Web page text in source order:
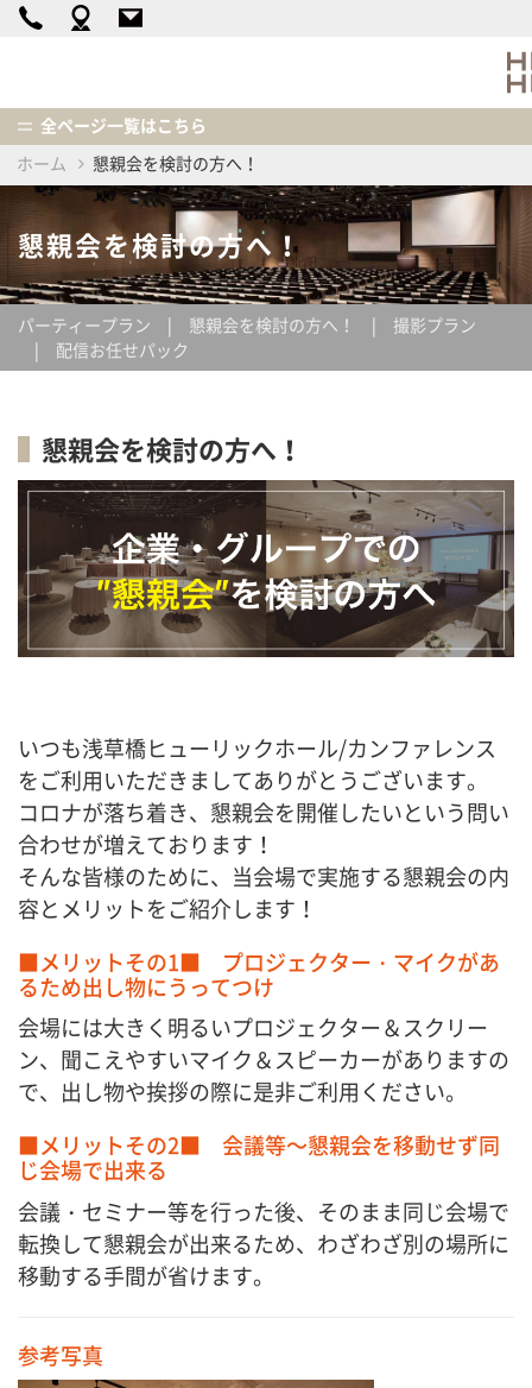
全ページ一覧はこちら
ホーム
懇親会を検討の方へ！
懇親会を検討の方へ！
パーティープラン 懇親会を検討の方へ！
撮影プラン
配信お任せパック
懇親会を検討の方へ！
いつも浅草橋ヒューリックホール/カンファレンス
をご利用いただきましてありがとうございます。
コロナが落ち着き、懇親会を開催したいという問い
合わせが増えております！
そんな皆様のために、当会場で実施する懇親会の内
容とメリットをご紹介します！
■メリットその1■ プロジェクター・マイクがあ
るため出し物にうってつけ
会場には大きく明るいプロジェクター＆スクリー
ン、聞こえやすいマイク＆スピーカーがありますの
で、出し物や挨拶の際に是非ご利用ください。
■メリットその2■ 会議等～懇親会を移動せず同
じ会場で出来る
会議・セミナー等を行った後、そのまま同じ会場で
転換して懇親会が出来るため、わざわざ別の場所に
移動する手間が省けます。
参考写真